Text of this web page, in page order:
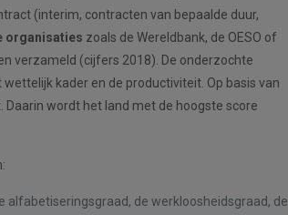
(interim, contracten van bepaalde duur,
organisaties zoals de Wereldbank, de OESO of
verzameld (cijfers 2018). De onderzochte
kader en de productiviteit. Op basis van
Daarin wordt het land met de hoogste score
alfabetiseringsgraad, de werkloosheidsgraad, de